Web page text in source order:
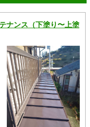
ナンス（下塗り〜上塗